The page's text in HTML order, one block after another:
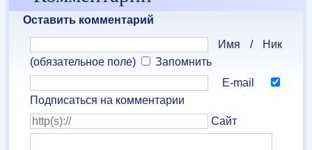
Оставить комментарий
Имя / Ник
(обязательное поле)
Запомнить
E-mail
Подписаться на комментарии
Сайт